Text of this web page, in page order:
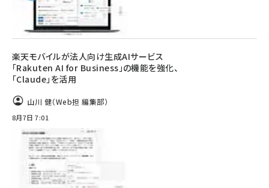
楽天モバイルが法人向け生成AIサービス
「Rakuten AI for Business」の機能を強化、
「Claude」を活用
山川 健（Web担 編集部）
8月7日 7:01